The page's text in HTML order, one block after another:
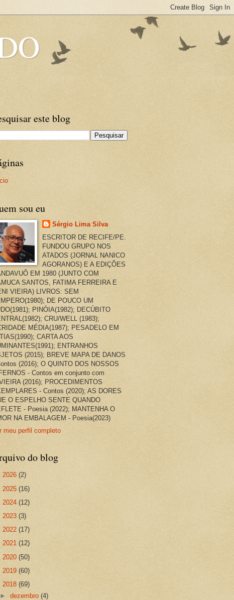
este blog
sou eu
Sérgio Lima Silva
ESCRITOR DE RECIFE/PE.
FUNDOU GRUPO NOS
ATADOS (JORNAL NANICO
AGORANOS) E A EDIÇÕES
EM 1980 (JUNTO COM
SANTOS, FATIMA FERREIRA E
VIEIRA) LIVROS: SEM
DE POUCO UM
PINÓIA(1982); DECÚBITO
CRU/WELL (1983);
MÉDIA(1987); PESADELO EM
CARTA AOS
ENTRANHOS
(2015); BREVE MAPA DE DANOS
(2016); O QUINTO DOS NOSSOS
- Contos em conjunto com
(2016); PROCEDIMENTOS
- Contos (2020); AS DORES
O ESPELHO SENTE QUANDO
- Poesia (2022); MANTENHA O
NA EMBALAGEM - Poesia(2023)
meu perfil completo
do blog
2026 (2)
2025 (16)
2024 (12)
2023 (3)
2022 (17)
2021 (12)
2020 (50)
2019 (60)
2018 (69)
►dezembro(4)